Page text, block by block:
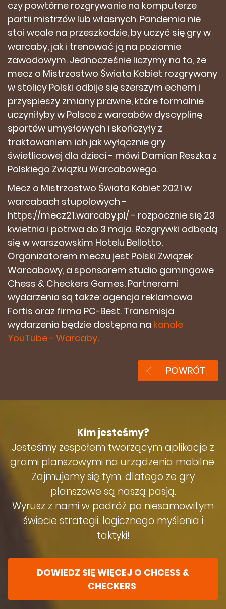
czy powtórne rozgrywanie na komputerze
partii mistrzów lub własnych. Pandemia nie
stoi wcale na przeszkodzie, by uczyć się gry w
warcaby, jak i trenować ją na poziomie
zawodowym. Jednocześnie liczymy na to, że
mecz o Mistrzostwo Świata Kobiet rozgrywany
w stolicy Polski odbije się szerszym echem i
przyspieszy zmiany prawne, które formalnie
uczyniłyby w Polsce z warcabów dyscyplinę
sportów umysłowych i skończyły z
traktowaniem ich jak wyłącznie gry
świetlicowej dla dzieci - mówi Damian Reszka z
Polskiego Związku Warcabowego.
Mecz o Mistrzostwo Świata Kobiet 2021 w
warcabach stupolowych -
https://mecz21.warcaby.pl/ - rozpocznie się 23
kwietnia i potrwa do 3 maja. Rozgrywki odbędą
się w warszawskim Hotelu Bellotto.
Organizatorem meczu jest Polski Związek
Warcabowy, a sponsorem studio gamingowe
Chess & Checkers Games. Partnerami
wydarzenia są także: agencja reklamowa
Fortis oraz firma PC-Best. Transmisja
wydarzenia będzie dostępna na kanale
YouTube - Warcaby.
POWRÓT
Kim jesteśmy?
Jesteśmy zespołem tworzącym aplikacje z
grami planszowymi na urządzenia mobilne.
Zajmujemy się tym, dlatego że gry
planszowe są naszą pasją.
Wyrusz z nami w podróż po niesamowitym
świecie strategii, logicznego myślenia i
taktyki!
DOWIEDZ SIĘ WIĘCEJ O CHCESS &
CHECKERS